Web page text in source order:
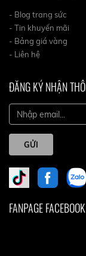
- Blog trang sức
- Tin khuyến mãi
- Bảng giá vàng
- Liên hệ
ĐĂNG KÝ NHẬN
GỬI
FANPAGE FACEBOOK